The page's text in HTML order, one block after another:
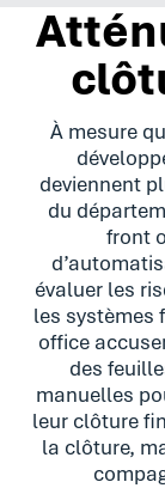
À mesure
deviennent
du
front
évaluer les
les systèmes
office
des
manuelles
leur clôture
la clôture,